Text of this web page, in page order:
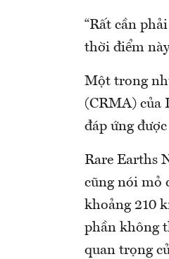
“Rất cần
thời điểm
Một trong
(CRMA) của
đáp ứng
Rare Earths
cũng nói mỏ
khoảng 210
phần không
quan trọng